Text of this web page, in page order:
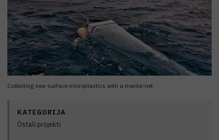
Collecting sea-surface microplastics with a manta-net.
KATEGORIJA
Ostali projekti